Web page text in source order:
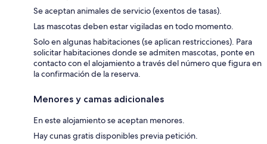
Se aceptan animales de servicio (exentos de tasas).
Las mascotas deben estar vigiladas en todo momento.
Solo en algunas habitaciones (se aplican restricciones). Para
solicitar habitaciones donde se admiten mascotas, ponte en
contacto con el alojamiento a través del número que figura en
la confirmación de la reserva.
Menores y camas adicionales
En este alojamiento se aceptan menores.
Hay cunas gratis disponibles previa petición.